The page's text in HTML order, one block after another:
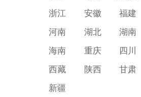
浙江
安徽 福建
河南
湖北 湖南
海南
重庆 四川
西藏
陕西 甘肃
新疆